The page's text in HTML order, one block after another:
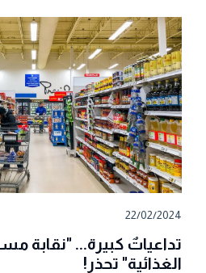
22/02/2024
تداعياتٌ كبيرة... "نقابة
الغذائية" تحذر!